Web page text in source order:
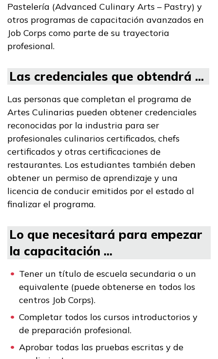
Pastelería (Advanced Culinary Arts – Pastry) y
otros programas de capacitación avanzados en
Job Corps como parte de su trayectoria
profesional.
Las credenciales que obtendrá ...
Las personas que completan el programa de
Artes Culinarias pueden obtener credenciales
reconocidas por la industria para ser
profesionales culinarios certificados, chefs
certificados y otras certificaciones de
restaurantes. Los estudiantes también deben
obtener un permiso de aprendizaje y una
licencia de conducir emitidos por el estado al
finalizar el programa.
Lo que necesitará para empezar
la capacitación ...
Tener un título de escuela secundaria o un
equivalente (puede obtenerse en todos los
centros Job Corps).
Completar todos los cursos introductorios y
de preparación profesional.
Aprobar todas las pruebas escritas y de